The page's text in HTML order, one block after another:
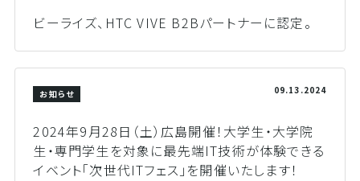
ビーライズ、HTC VIVE B2Bパートナーに認定。
お知らせ 09.13.2024
2024年9月28日（土）広島開催！大学生・大学院
生・専門学生を対象に最先端IT技術が体験できる
イベント「次世代ITフェス」を開催いたします！